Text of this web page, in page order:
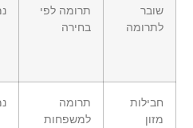
שובר
לתרומה
תרומה לפי
בחירה
חבילות
מזון
תרומה
למשפחות